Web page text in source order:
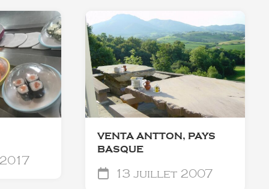
VENTA ANTTON, PAYS
BASQUE
13 juillet 2007